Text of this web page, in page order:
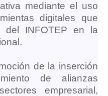
mediante el uso
digitales que
del INFOTEP en la
de la inserción
de alianzas
empresarial,